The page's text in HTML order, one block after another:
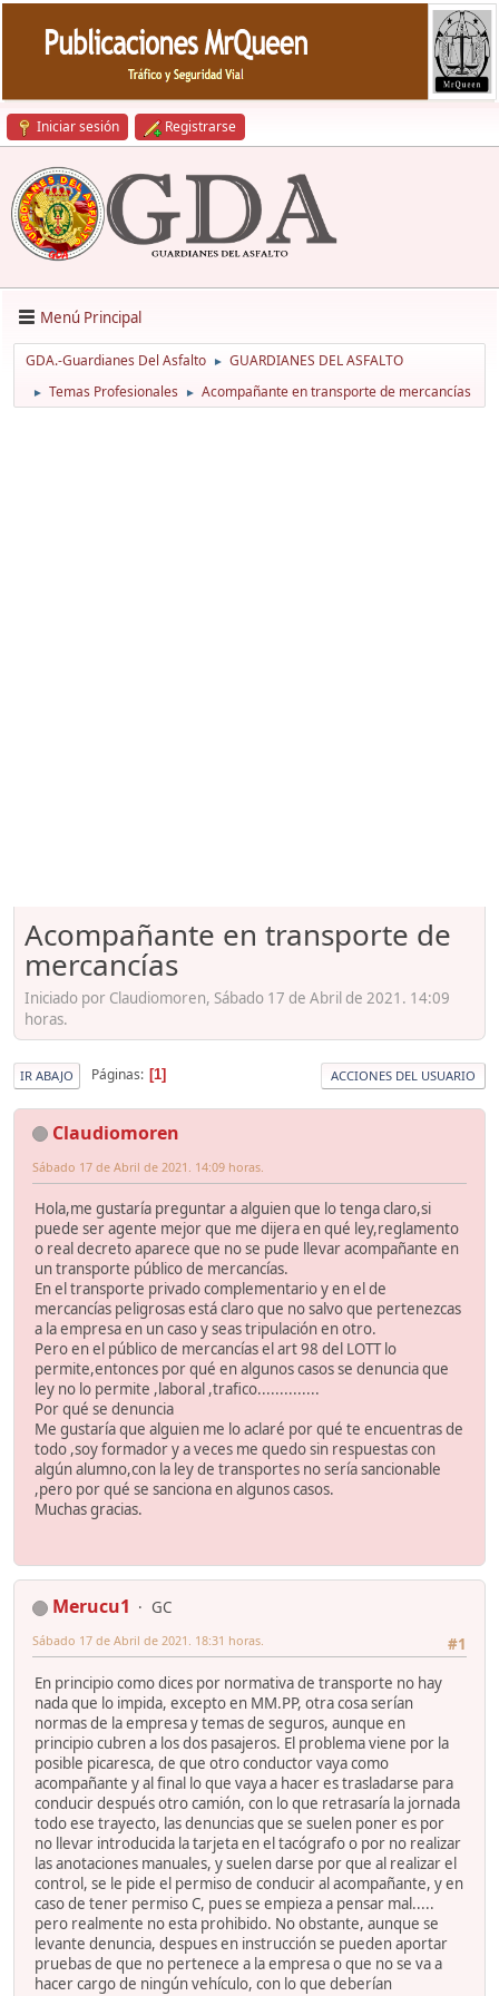
Iniciar sesión Registrarse
Menú Principal
GDA.-Guardianes Del Asfalto ► GUARDIANES DEL ASFALTO
► Temas Profesionales ► Acompañante en transporte de mercancías
Acompañante en transporte de
mercancías
Iniciado por Claudiomoren, Sábado 17 de Abril de 2021. 14:09
horas.
IR ABAJO Páginas 1 ACCIONES DEL USUARIO
Claudiomoren
Sábado 17 de Abril de 2021. 14:09 horas.
Hola,me gustaría preguntar a alguien que lo tenga claro,si
puede ser agente mejor que me dijera en qué ley,reglamento
o real decreto aparece que no se pude llevar acompañante en
un transporte público de mercancías.
En el transporte privado complementario y en el de
mercancías peligrosas está claro que no salvo que pertenezcas
a la empresa en un caso y seas tripulación en otro.
Pero en el público de mercancías el art 98 del LOTT lo
permite,entonces por qué en algunos casos se denuncia que
ley no lo permite ,laboral ,trafico..............
Por qué se denuncia
Me gustaría que alguien me lo aclaré por qué te encuentras de
todo ,soy formador y a veces me quedo sin respuestas con
algún alumno,con la ley de transportes no sería sancionable
,pero por qué se sanciona en algunos casos.
Muchas gracias.
Merucu1
GC
#1
Sábado 17 de Abril de 2021. 18:31 horas.
En principio como dices por normativa de transporte no hay
nada que lo impida, excepto en MM.PP, otra cosa serían
normas de la empresa y temas de seguros, aunque en
principio cubren a los dos pasajeros. El problema viene por la
posible picaresca, de que otro conductor vaya como
acompañante y al final lo que vaya a hacer es trasladarse para
conducir después otro camión, con lo que retrasaría la jornada
todo ese trayecto, las denuncias que se suelen poner es por
no llevar introducida la tarjeta en el tacógrafo o por no realizar
las anotaciones manuales, y suelen darse por que al realizar el
control, se le pide el permiso de conducir al acompañante, y en
caso de tener permiso C, pues se empieza a pensar mal.....
pero realmente no esta prohibido. No obstante, aunque se
levante denuncia, despues en instrucción se pueden aportar
pruebas de que no pertenece a la empresa o que no se va a
hacer cargo de ningún vehículo, con lo que deberían